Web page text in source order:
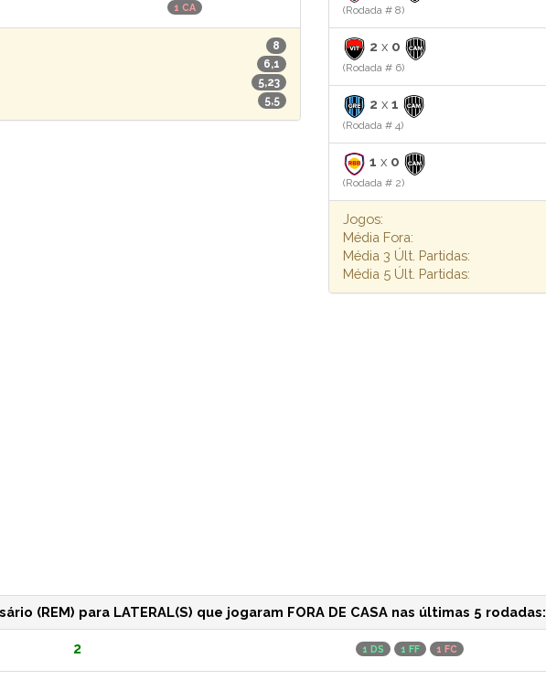
1 CA
8
6,1
5,23
5,5
(Rodada # 8)
2 x 0
(Rodada # 6)
2 x 1
(Rodada # 4)
1 x 0
(Rodada # 2)
Jogos:
Média Fora:
Média 3 Últ. Partidas:
Média 5 Últ. Partidas:
(REM) para LATERAL(S) que jogaram FORA DE CASA nas últimas 5 rodadas:
2 1 DS 1 FF 1 FC